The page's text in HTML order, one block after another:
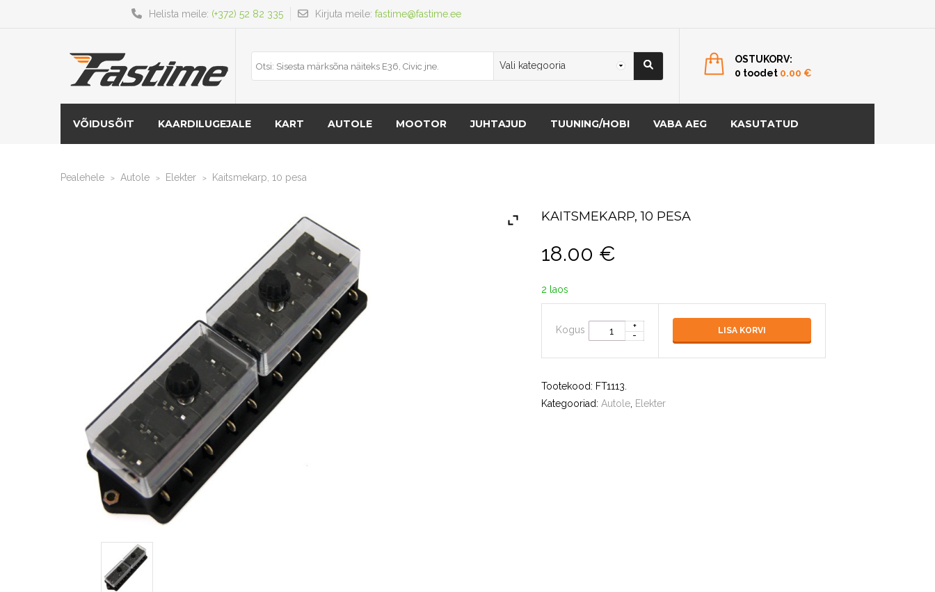
Kirjuta meile: fastime@fastime.ee
Helista meile: (+372) 52 82 335
OSTUKORV:
0 toodet 0.00 €
VÕIDUSÕIT KAARDILUGEJALE KART AUTOLE MOOTOR JUHTAJUD TUUNING/HOBI VABA AEG KASUTATUD
Pealehele > Autole > Elekter > Kaitsmekarp, 10 pesa
KAITSMEKARP, 10 PESA
18.00 €
2 laos
Kogus LISA KORVI
Tootekood: FT1113
Kategooriad:Autole Elekter